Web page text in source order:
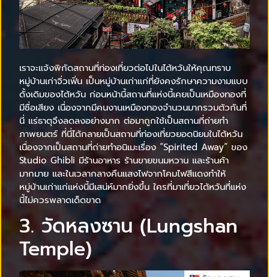
เราจะแจ้งพิกัดสถานที่ท่องเที่ยวต่อไปในไต้หวันให้คุณทราบ
หมู่บ้านเก่าจิ่วเฟิ่น เป็นหมู่บ้านเก่าแก่ที่ยังคงรักษาความงามแบบ
ดั้งเดิมของไต้หวัน ก่อนหน้านี้สถานที่แห่งนี้เคยเป็นเหมืองทองที่
มีชื่อเสียง เนื่องจากมีคนงานเหมืองทองจำนวนมากรวมตัวกันที่
นี่ แร่ธาตุจึงลดลงอย่างมาก ต่อมาถูกใช้เป็นสถานที่ถ่ายทำ
ภาพยนตร์ ที่นี่ได้กลายเป็นสถานที่ท่องเที่ยวยอดนิยมในไต้หวัน
เนื่องจากเป็นสถานที่ถ่ายทำอนิเมะเรื่อง “Spirited Away” ของ
Studio Ghibli มีร้านอาหาร ร้านขายขนมหวาน และร้านค้า
มากมาย และในเวลากลางคืนแสงไฟจากโคมไฟสีแดงทำให้
หมู่บ้านเก่าแก่แห่งนี้มีเสน่ห์มากยิ่งขึ้น ใครที่มาเที่ยวไต้หวันที่แห่ง
นี้ไม่ควรพลาดเด็ดขาด
3. วัดหลงซาน (Lungshan
Temple)